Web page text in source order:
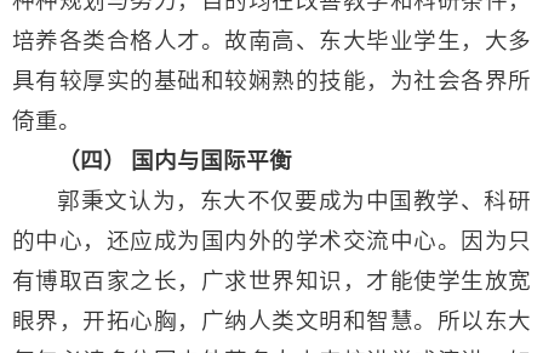
培养各类合格人才。故南高、东大毕业学生，大多
具有较厚实的基础和较娴熟的技能，为社会各界所
倚重。
（四） 国内与国际平衡
郭秉文认为，东大不仅要成为中国教学、科研
的中心，还应成为国内外的学术交流中心。因为只
有博取百家之长，广求世界知识，才能使学生放宽
眼界，开拓心胸，广纳人类文明和智慧。所以东大